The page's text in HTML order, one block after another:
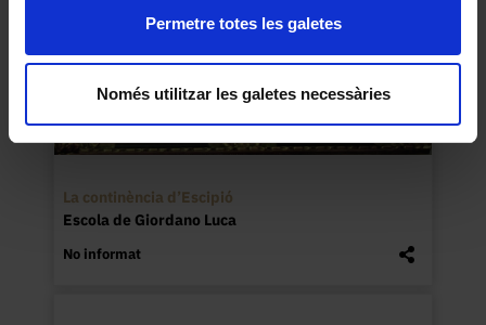
Permetre totes les galetes
Només utilitzar les galetes necessàries
La continència d’Escipió
Escola de Giordano Luca
No informat